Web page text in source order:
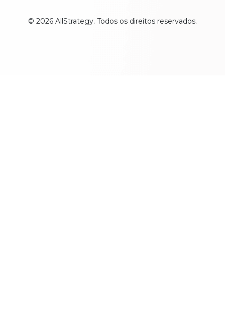
© 2026 AllStrategy. Todos os direitos reservados.